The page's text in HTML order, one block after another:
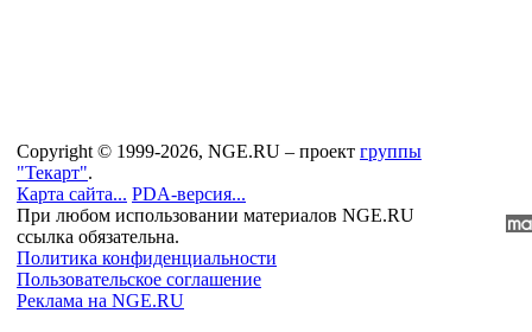
Copyright © 1999-2026, NGE.RU – проект группы
"Текарт".
Карта сайта... PDA-версия...
При любом использовании материалов NGE.RU
ссылка обязательна.
Политика конфиденциальности
Пользовательское соглашение
Реклама на NGE.RU